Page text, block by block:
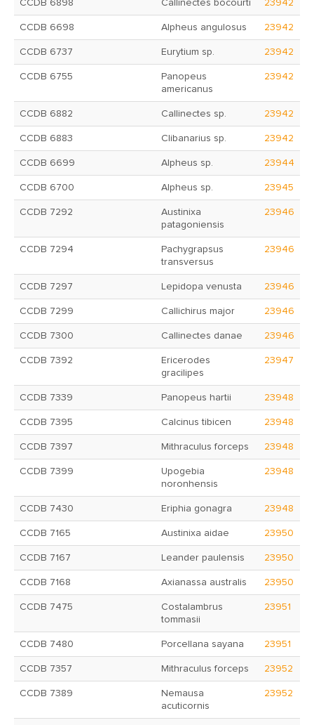
CCDB 6898 Callinectes bocourti 23942
CCDB 6698 Alpheus angulosus 23942
CCDB 6737 Eurytium sp. 23942
CCDB 6755
Panopeus
americanus
23942
CCDB 6882 Callinectes sp. 23942
CCDB 6883 Clibanarius sp. 23942
CCDB 6699 Alpheus sp. 23944
CCDB 6700 Alpheus sp. 23945
CCDB 7292
Austinixa
patagoniensis
23946
CCDB 7294
Pachygrapsus
transversus
23946
CCDB 7297 Lepidopa venusta 23946
CCDB 7299 Callichirus major 23946
CCDB 7300 Callinectes danae 23946
CCDB 7392
Ericerodes
gracilipes
23947
CCDB 7339 Panopeus hartii 23948
CCDB 7395 Calcinus tibicen 23948
CCDB 7397 Mithraculus forceps 23948
CCDB 7399
Upogebia
noronhensis
23948
CCDB 7430 Eriphia gonagra 23948
CCDB 7165 Austinixa aidae 23950
CCDB 7167 Leander paulensis 23950
CCDB 7168 Axianassa australis 23950
CCDB 7475
Costalambrus
tommasii
23951
CCDB 7480 Porcellana sayana 23951
CCDB 7357 Mithraculus forceps 23952
CCDB 7389
Nemausa
acuticornis
23952